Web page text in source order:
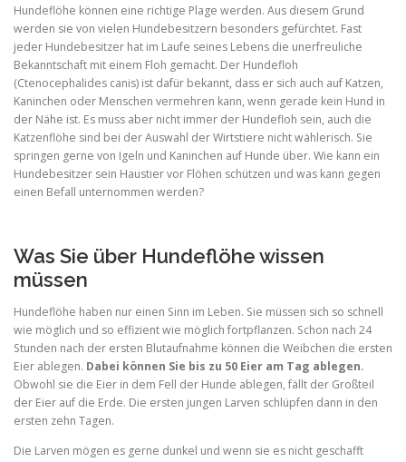
Hundeflöhe können eine richtige Plage werden. Aus diesem Grund
werden sie von vielen Hundebesitzern besonders gefürchtet. Fast
jeder Hundebesitzer hat im Laufe seines Lebens die unerfreuliche
Bekanntschaft mit einem Floh gemacht. Der Hundefloh
(Ctenocephalides canis) ist dafür bekannt, dass er sich auch auf Katzen,
Kaninchen oder Menschen vermehren kann, wenn gerade kein Hund in
der Nähe ist. Es muss aber nicht immer der Hundefloh sein, auch die
Katzenflöhe sind bei der Auswahl der Wirtstiere nicht wählerisch. Sie
springen gerne von Igeln und Kaninchen auf Hunde über. Wie kann ein
Hundebesitzer sein Haustier vor Flöhen schützen und was kann gegen
einen Befall unternommen werden?
Was Sie über Hundeflöhe wissen
müssen
Hundeflöhe haben nur einen Sinn im Leben. Sie müssen sich so schnell
wie möglich und so effizient wie möglich fortpflanzen. Schon nach 24
Stunden nach der ersten Blutaufnahme können die Weibchen die ersten
Eier ablegen. Dabei können Sie bis zu 50 Eier am Tag ablegen.
Obwohl sie die Eier in dem Fell der Hunde ablegen, fällt der Großteil
der Eier auf die Erde. Die ersten jungen Larven schlüpfen dann in den
ersten zehn Tagen.
Die Larven mögen es gerne dunkel und wenn sie es nicht geschafft